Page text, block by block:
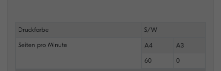
Druckfarbe S/W
Seiten pro Minute A4 A3
60 0